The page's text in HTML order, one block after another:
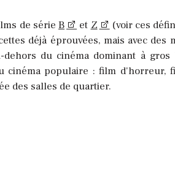
de sérieB et Z
(voir ces
déjà éprouvées, mais avec des
du cinéma dominant à gros
cinéma populaire : film d'horreur,
des salles de quartier.